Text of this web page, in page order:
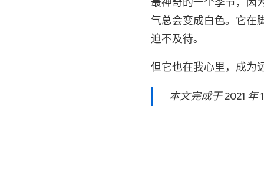
气总会变成白色。它在
迫不及待。
但它也在我心里，成为
本文完成于 2021 年